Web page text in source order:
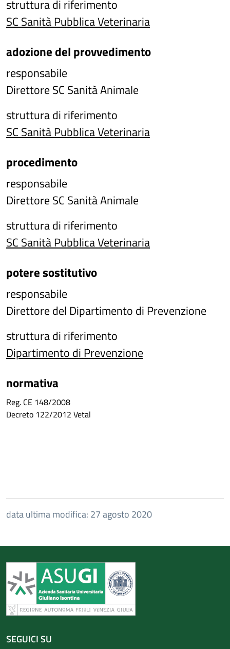
struttura di riferimento
SC Sanità Pubblica Veterinaria
adozione del provvedimento
responsabile
Direttore SC Sanità Animale
struttura di riferimento
SC Sanità Pubblica Veterinaria
procedimento
responsabile
Direttore SC Sanità Animale
struttura di riferimento
SC Sanità Pubblica Veterinaria
potere sostitutivo
responsabile
Direttore del Dipartimento di Prevenzione
struttura di riferimento
Dipartimento di Prevenzione
normativa
Reg. CE 148/2008
Decreto 122/2012 Vetal
data ultima modifica: 27 agosto 2020
SEGUICI SU